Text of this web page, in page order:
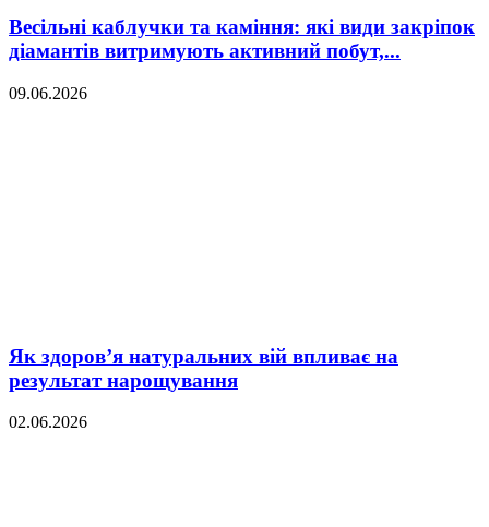
Весільні каблучки та каміння: які види закріпок
діамантів витримують активний побут,...
09.06.2026
Як здоров’я натуральних вій впливає на
результат нарощування
02.06.2026